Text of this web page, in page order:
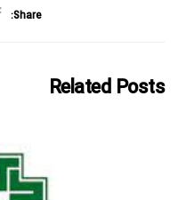
Share:
Related Posts